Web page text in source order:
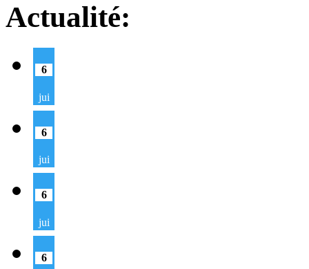
Actualité:
6
jui
6
jui
6
jui
6